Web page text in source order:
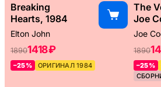
Breaking
Hearts, 1984
Elton John
18901418 ₽
–25% ОРИГИНАЛ 1984
The
Joe
Joe
1890
–25%